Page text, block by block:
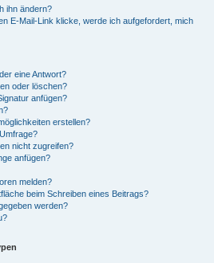
ihn ändern?
E-Mail-Link klicke, werde ich aufgefordert, mich
eine Antwort?
oder löschen?
anfügen?
erstellen?
nicht zugreifen?
anfügen?
melden?
beim Schreiben eines Beitrags?
werden?